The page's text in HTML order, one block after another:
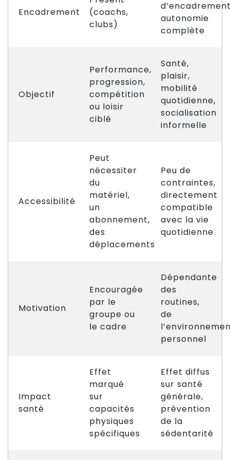
Encadrement
(coachs,
clubs)
autonomie
complète
Objectif
Performance,
progression,
compétition
ou loisir
ciblé
Santé,
plaisir,
mobilité
quotidienne,
socialisation
informelle
Accessibilité
Peut
nécessiter
du
matériel,
un
abonnement,
des
déplacements
Peu de
contraintes,
directement
compatible
avec la vie
quotidienne
Motivation
Encouragée
par le
groupe ou
le cadre
Dépendante
des
routines,
de
personnel
Impact
santé
Effet
marqué
sur
capacités
physiques
spécifiques
Effet diffus
sur santé
générale,
prévention
de la
sédentarité